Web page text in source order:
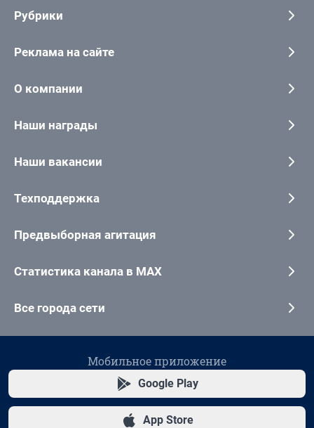
Рубрики
Реклама на сайте
О компании
Наши награды
Наши вакансии
Техподдержка
Предвыборная агитация
Статистика канала в MAX
Все города сети
Мобильное приложение
Google Play
App Store